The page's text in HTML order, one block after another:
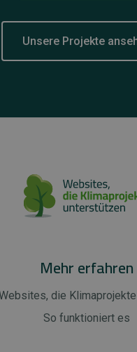
Unsere Projekte
Mehr erfahren
die
So funktioniert es